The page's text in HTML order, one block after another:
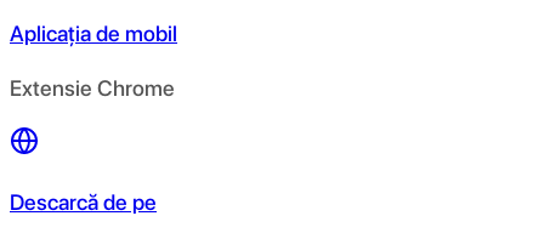
Aplicația de mobil
Extensie Chrome
Descarcă de pe